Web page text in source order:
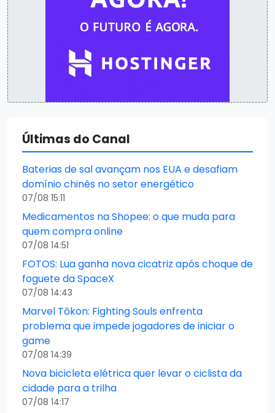
Últimas do Canal
Baterias de sal avançam nos EUA e desafiam
domínio chinês no setor energético
07/08 15:11
Medicamentos na Shopee: o que muda para
quem compra online
07/08 14:51
FOTOS: Lua ganha nova cicatriz após choque de
foguete da SpaceX
07/08 14:43
Marvel Tōkon: Fighting Souls enfrenta
problema que impede jogadores de iniciar o
game
07/08 14:39
Nova bicicleta elétrica quer levar o ciclista da
cidade para a trilha
07/08 14:17